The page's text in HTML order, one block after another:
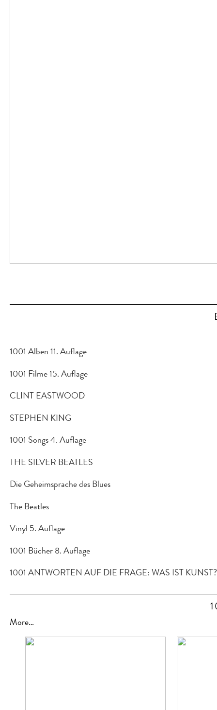
1001 Alben 11. Auflage
1001 Filme 15. Auflage
CLINT EASTWOOD
STEPHEN KING
1001 Songs 4. Auflage
THE SILVER BEATLES
Die Geheimsprache des Blues
The Beatles
Vinyl 5. Auflage
1001 Bücher 8. Auflage
1001 ANTWORTEN AUF DIE FRAGE: WAS IST KUNST?
More…